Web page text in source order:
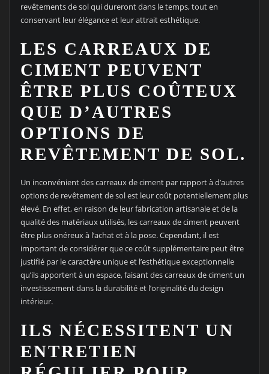
revêtements de sol qui dureront dans le temps, tout en
conservant leur élégance et leur attrait esthétique.
LES CARREAUX DE
CIMENT PEUVENT
ÊTRE PLUS COÛTEUX
QUE D’AUTRES
OPTIONS DE
REVÊTEMENT DE SOL.
Un inconvénient des carreaux de ciment par rapport à d’autres
options de revêtement de sol est leur coût potentiellement plus
élevé. En effet, en raison de leur fabrication artisanale et de la
qualité des matériaux utilisés, les carreaux de ciment peuvent
être plus onéreux à l’achat et à la pose. Cependant, il est
important de considérer que ce coût supplémentaire peut être
justifié par le caractère unique et l’esthétique exceptionnelle
qu’ils apportent à un espace, faisant des carreaux de ciment un
investissement dans la durabilité et l’originalité du design
intérieur.
ILS NÉCESSITENT UN
ENTRETIEN